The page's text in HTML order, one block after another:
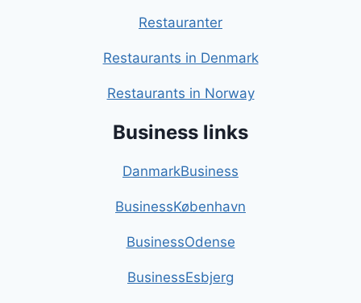
Restauranter
Restaurants in Denmark
Restaurants in Norway
Business links
DanmarkBusiness
BusinessKøbenhavn
BusinessOdense
BusinessEsbjerg